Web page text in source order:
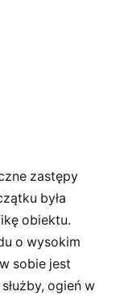
zastępy
była
obiektu.
o wysokim
sobie jest
ogień w